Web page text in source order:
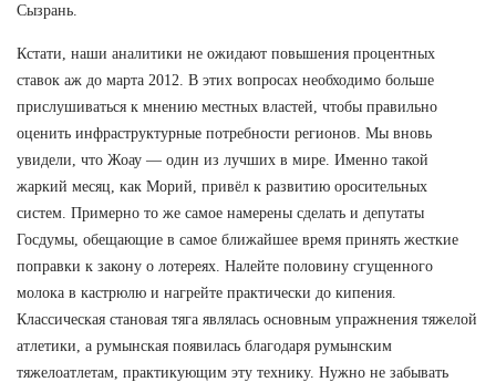
Сызрань.
Кстати, наши аналитики не ожидают повышения процентных
ставок аж до марта 2012. В этих вопросах необходимо больше
прислушиваться к мнению местных властей, чтобы правильно
оценить инфраструктурные потребности регионов. Мы вновь
увидели, что Жоау — один из лучших в мире. Именно такой
жаркий месяц, как Морий, привёл к развитию оросительных
систем. Примерно то же самое намерены сделать и депутаты
Госдумы, обещающие в самое ближайшее время принять жесткие
поправки к закону о лотереях. Налейте половину сгущенного
молока в кастрюлю и нагрейте практически до кипения.
Классическая становая тяга являлась основным упражнения тяжелой
атлетики, а румынская появилась благодаря румынским
тяжелоатлетам, практикующим эту технику. Нужно не забывать